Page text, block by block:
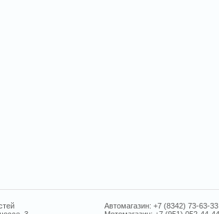
Автомагазин: +7 (8342) 73-63-33